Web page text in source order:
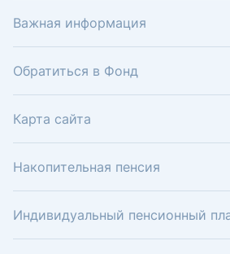
Важная информация
Обратиться в Фонд
Карта сайта
Накопительная пенсия
Индивидуальный пенсионный